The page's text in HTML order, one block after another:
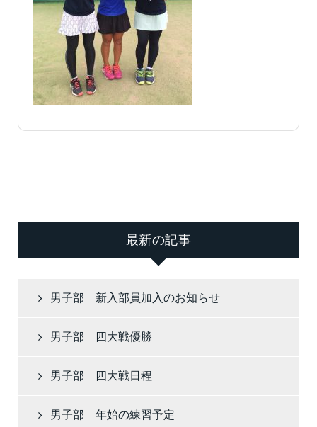
最新の記事
男子部 新入部員加入のお知らせ
男子部 四大戦優勝
男子部 四大戦日程
男子部 年始の練習予定